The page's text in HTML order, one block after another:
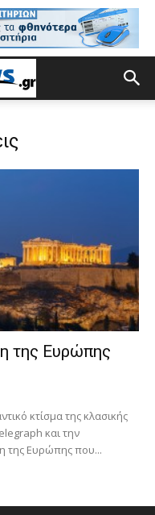
της Ευρώπης
κτίσμα της κλασικής
και την
της Ευρώπης που...